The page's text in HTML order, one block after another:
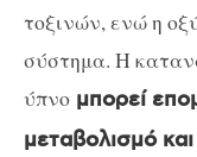
τοξινών, ενώ η
σύστημα. Η
ύπνο μπορεί
μεταβολισμό